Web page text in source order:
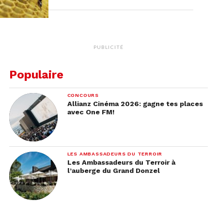
PUBLICITÉ
Populaire
CONCOURS
Allianz Cinéma 2026: gagne tes places
avec One FM!
LES AMBASSADEURS DU TERROIR
Les Ambassadeurs du Terroir à
l’auberge du Grand Donzel